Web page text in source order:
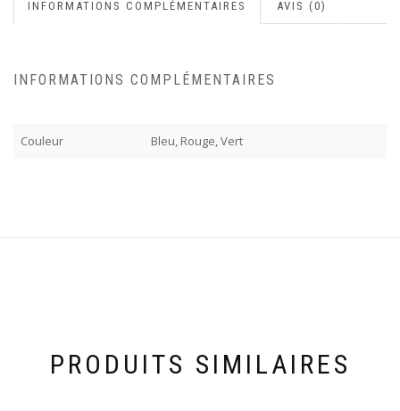
INFORMATIONS COMPLÉMENTAIRES AVIS (0)
INFORMATIONS COMPLÉMENTAIRES
Couleur Bleu, Rouge, Vert
PRODUITS SIMILAIRES